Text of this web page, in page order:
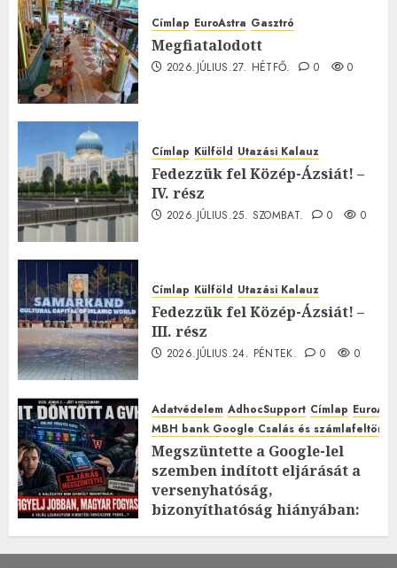
Címlap EuroAstra Gasztró
Megfiatalodott
2026.JÚLIUS.27. HÉTFŐ. 0 0
Címlap Külföld Utazási Kalauz
Fedezzük fel Közép-Ázsiát! –
IV. rész
2026.JÚLIUS.25. SZOMBAT. 0 0
Címlap Külföld Utazási Kalauz
Fedezzük fel Közép-Ázsiát! –
III. rész
2026.JÚLIUS.24. PÉNTEK. 0 0
Adatvédelem AdhocSupport Címlap
MBH bank Google Csalás és
Megszüntette a Google-lel
szemben indított eljárását a
versenyhatóság,
bizonyíthatóság hiányában:
2026.JÚLIUS.23. CSÜTÖRTÖK.
0